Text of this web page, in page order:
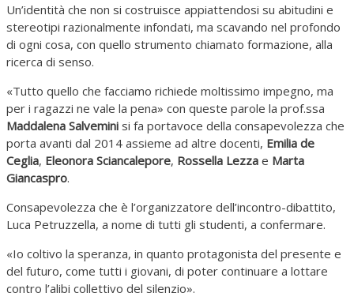
Un’identità che non si costruisce appiattendosi su abitudini e
stereotipi razionalmente infondati, ma scavando nel profondo
di ogni cosa, con quello strumento chiamato formazione, alla
ricerca di senso.
«Tutto quello che facciamo richiede moltissimo impegno, ma
per i ragazzi ne vale la pena» con queste parole la prof.ssa
Maddalena Salvemini si fa portavoce della consapevolezza che
porta avanti dal 2014 assieme ad altre docenti, Emilia de
Ceglia, Eleonora Sciancalepore, Rossella Lezza e Marta
Giancaspro.
Consapevolezza che è l’organizzatore dell’incontro-dibattito,
Luca Petruzzella, a nome di tutti gli studenti, a confermare.
«Io coltivo la speranza, in quanto protagonista del presente e
del futuro, come tutti i giovani, di poter continuare a lottare
contro l’alibi collettivo del silenzio».